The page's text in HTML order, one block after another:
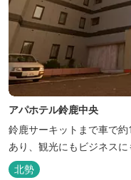
アパホテル鈴鹿中央
鈴鹿サーキットまで車で
あり、観光にもビジネスに
北勢